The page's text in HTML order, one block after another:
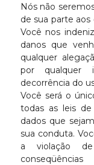
Nós não
de sua parte
Você nos
danos que
qualquer
por qualquer
decorrência do
Você será o
todas as leis
dados que
sua conduta.
a violação